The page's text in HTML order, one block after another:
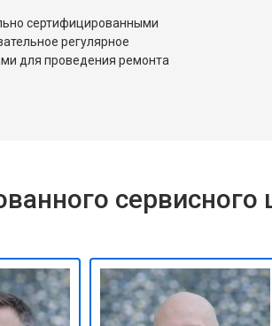
сертифицированными
регулярное
для проведения ремонта
сервисного